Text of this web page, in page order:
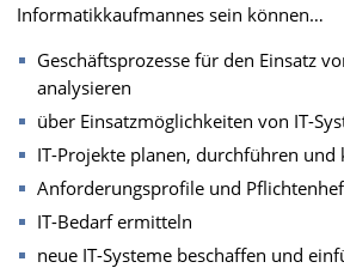
Informatikkaufmannes sein können…
Geschäftsprozesse für den Einsatz
analysieren
über Einsatzmöglichkeiten von IT-
IT-Projekte planen, durchführen
Anforderungsprofile und
IT-Bedarf ermitteln
neue IT-Systeme beschaffen und